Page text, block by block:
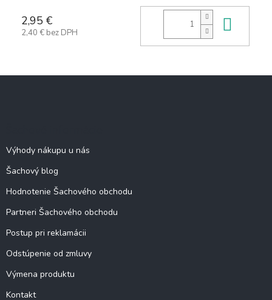
2,95 €
2,40 € bez DPH
Výhody nákupu u nás
Šachový blog
Hodnotenie Šachového obchodu
Partneri Šachového obchodu
Postup pri reklamácii
Odstúpenie od zmluvy
Výmena produktu
Kontakt